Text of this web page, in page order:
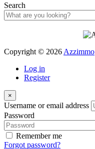
Search
Copyright © 2026 Azzimmo
Log in
Register
×
Username or email address
Password
Remember me
Forgot password?